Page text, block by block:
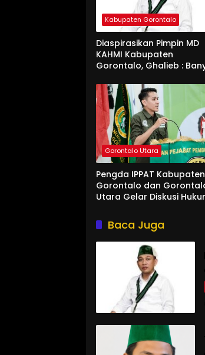
Kabupaten Gorontalo
Diaspirasikan Pimpin MD
KAHMI Kabupaten
Gorontalo, Ghalieb :
Gorontalo Utara
Pengda IPPAT Kabupaten
Gorontalo dan
Utara Gelar Diskusi
Baca Juga